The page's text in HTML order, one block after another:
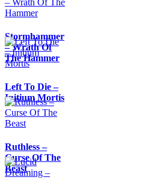
Stormhammer
– Wrath Of
The Hammer
Left To Die –
Initium Mortis
Ruthless –
Curse Of The
Beast